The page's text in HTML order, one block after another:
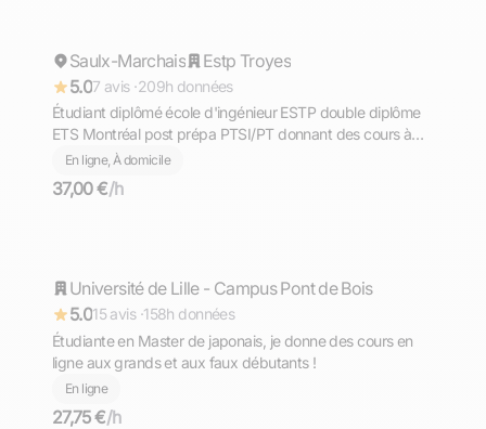
Répond rapidement
Saulx-Marchais
Estp Troyes
5.07 avis ·209h données
Étudiant diplômé école d'ingénieur ESTP double diplôme
ETS Montréal post prépa PTSI/PT donnant des cours à
distance dans différentes matières scientifiques et en
français pour tous les niveaux.
En ligne, À domicile
37,00 €/h
Répond rapidement
Université de Lille - Campus Pont de Bois
5.015 avis ·158h données
Étudiante en Master de japonais, je donne des cours en
ligne aux grands et aux faux débutants !
En ligne
27,75 €/h